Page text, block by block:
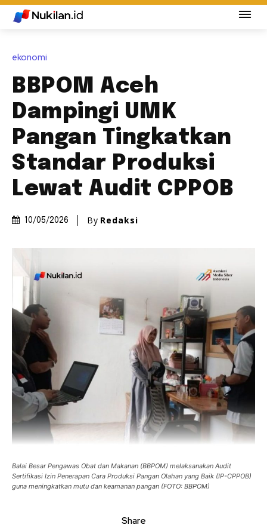
ekonomi
BBPOM Aceh
Dampingi UMK
Pangan Tingkatkan
Standar Produksi
Lewat Audit CPPOB
10/05/2026 By Redaksi
Balai Besar Pengawas Obat dan Makanan (BBPOM) melaksanakan Audit
Sertifikasi Izin Penerapan Cara Produksi Pangan Olahan yang Baik (IP-CPPOB)
guna meningkatkan mutu dan keamanan pangan (FOTO: BBPOM)
Share